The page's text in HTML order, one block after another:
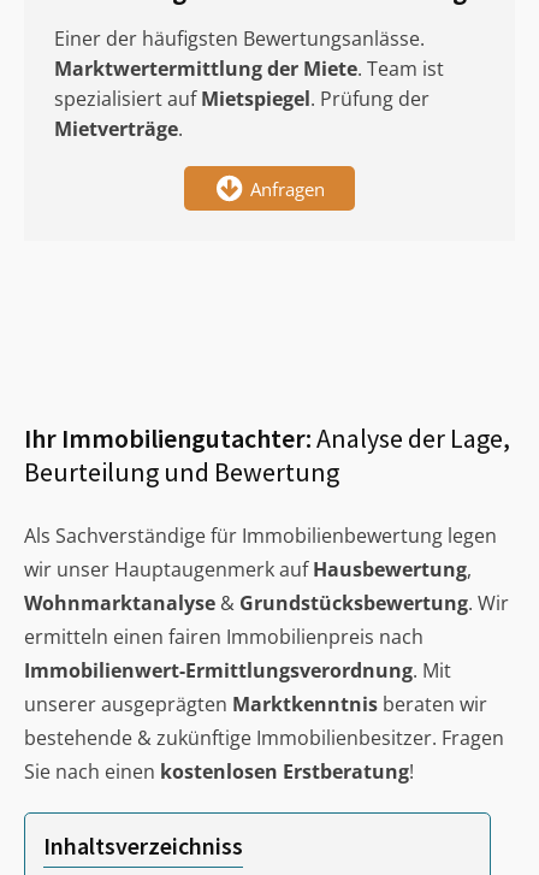
Einer der häufigsten Bewertungsanlässe.
Marktwertermittlungder Miete. Team ist
spezialisiert aufMietspiegel. Prüfung der
Mietverträge.
Anfragen
Ihr Immobiliengutachter:Analyse der Lage,
Beurteilung und Bewertung
Als Sachverständige für Immobilienbewertung legen
wir unser Hauptaugenmerk aufHausbewertung,
Wohnmarktanalyse & Grundstücksbewertung. Wir
ermitteln einen fairen Immobilienpreis nach
Immobilienwert-Ermittlungsverordnung. Mit
unserer ausgeprägten Marktkenntnis beraten wir
bestehende & zukünftige Immobilienbesitzer. Fragen
Sie nach einen kostenlosen Erstberatung!
Inhaltsverzeichniss